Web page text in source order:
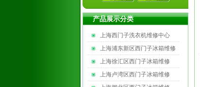
产品展示分类
上海西门子洗衣机维修中心
上海浦东新区西门子冰箱维修
上海徐汇区西门子冰箱维修
上海卢湾区西门子冰箱维修